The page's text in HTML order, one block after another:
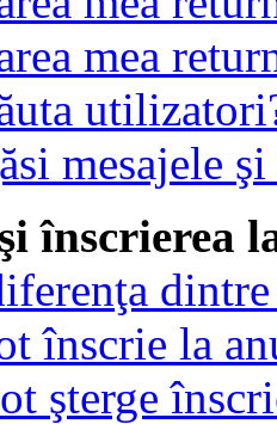
mea
mesajele
înscrierea
înscrie la
şterge